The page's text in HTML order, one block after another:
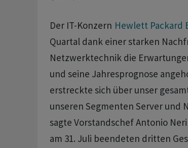
Der IT-Konzern Hewlett Packard
Quartal dank einer starken
Netzwerktechnik die
und seine Jahresprognose
erstreckte sich über unser
unseren Segmenten Server und
sagte Vorstandschef Antonio
am 31. Juli beendeten dritten